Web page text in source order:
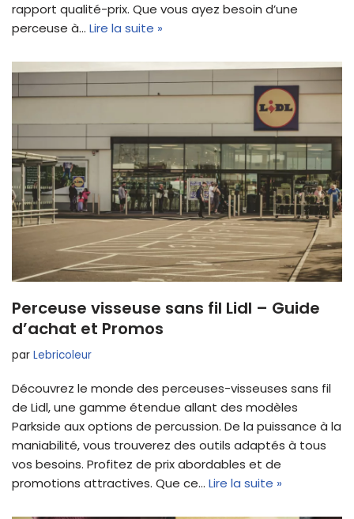
rapport qualité-prix. Que vous ayez besoin d’une
perceuse à… Lire la suite »
Perceuse visseuse sans fil Lidl – Guide
d’achat et Promos
par Lebricoleur
Découvrez le monde des perceuses-visseuses sans fil
de Lidl, une gamme étendue allant des modèles
Parkside aux options de percussion. De la puissance à la
maniabilité, vous trouverez des outils adaptés à tous
vos besoins. Profitez de prix abordables et de
promotions attractives. Que ce… Lire la suite »